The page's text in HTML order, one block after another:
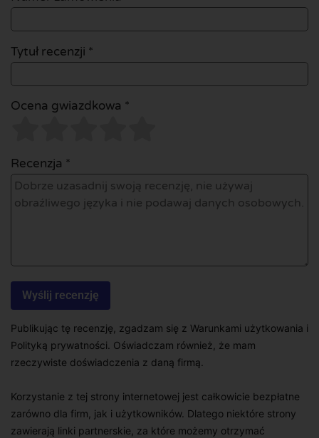
Tytuł recenzji *
Ocena gwiazdkowa *
Recenzja *
Publikując tę recenzję, zgadzam się z Warunkami użytkowania i
Polityką prywatności. Oświadczam również, że mam
rzeczywiste doświadczenia z daną firmą.
Korzystanie z tej strony internetowej jest całkowicie bezpłatne
zarówno dla firm, jak i użytkowników. Dlatego niektóre strony
zawierają linki partnerskie, za które możemy otrzymać